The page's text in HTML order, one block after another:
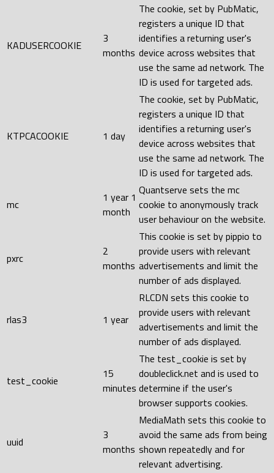
KADUSERCOOKIE
3
months
The cookie, set by PubMatic,
registers a unique ID that
identifies a returning user's
device across websites that
use the same ad network. The
ID is used for targeted ads.
KTPCACOOKIE 1 day
The cookie, set by PubMatic,
registers a unique ID that
identifies a returning user's
device across websites that
use the same ad network. The
ID is used for targeted ads.
mc
1 year 1
month
Quantserve sets the mc
cookie to anonymously track
user behaviour on the website.
pxrc
2
months
This cookie is set by pippio to
provide users with relevant
advertisements and limit the
number of ads displayed.
rlas3 1 year
RLCDN sets this cookie to
provide users with relevant
advertisements and limit the
number of ads displayed.
test_cookie
15
minutes
The test_cookie is set by
doubleclick.net and is used to
determine if the user's
browser supports cookies.
uuid
3
months
MediaMath sets this cookie to
avoid the same ads from being
shown repeatedly and for
relevant advertising.